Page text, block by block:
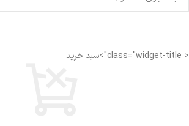
< class="widget-title">سبد خرید